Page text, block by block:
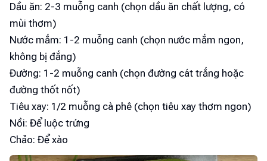
Dầu ăn: 2-3 muỗng canh (chọn dầu ăn chất lượng, có
mùi thơm)
Nước mắm: 1-2 muỗng canh (chọn nước mắm ngon,
không bị đắng)
Đường: 1-2 muỗng canh (chọn đường cát trắng hoặc
đường thốt nốt)
Tiêu xay: 1/2 muỗng cà phê (chọn tiêu xay thơm ngon)
Nồi: Để luộc trứng
Chảo: Để xào